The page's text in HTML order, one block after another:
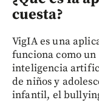
cuesta?
VigIA es una
funciona como
inteligencia
de niños y
infantil, el